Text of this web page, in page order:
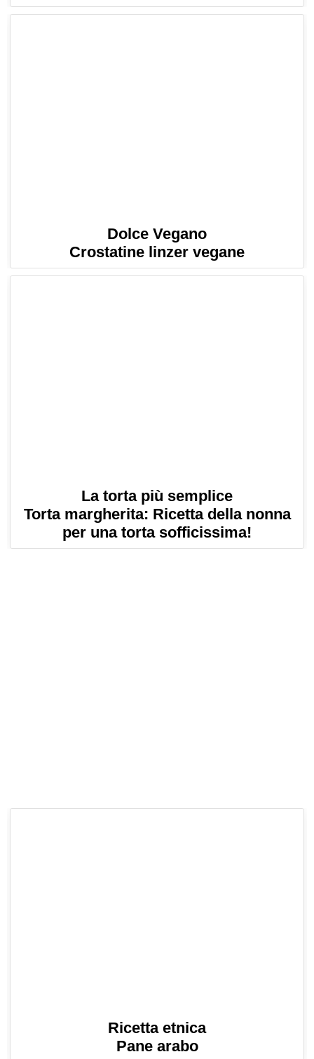
Dolce Vegano
Crostatine linzer vegane
La torta più semplice
Torta margherita: Ricetta della nonna
per una torta sofficissima!
Ricetta etnica
Pane arabo